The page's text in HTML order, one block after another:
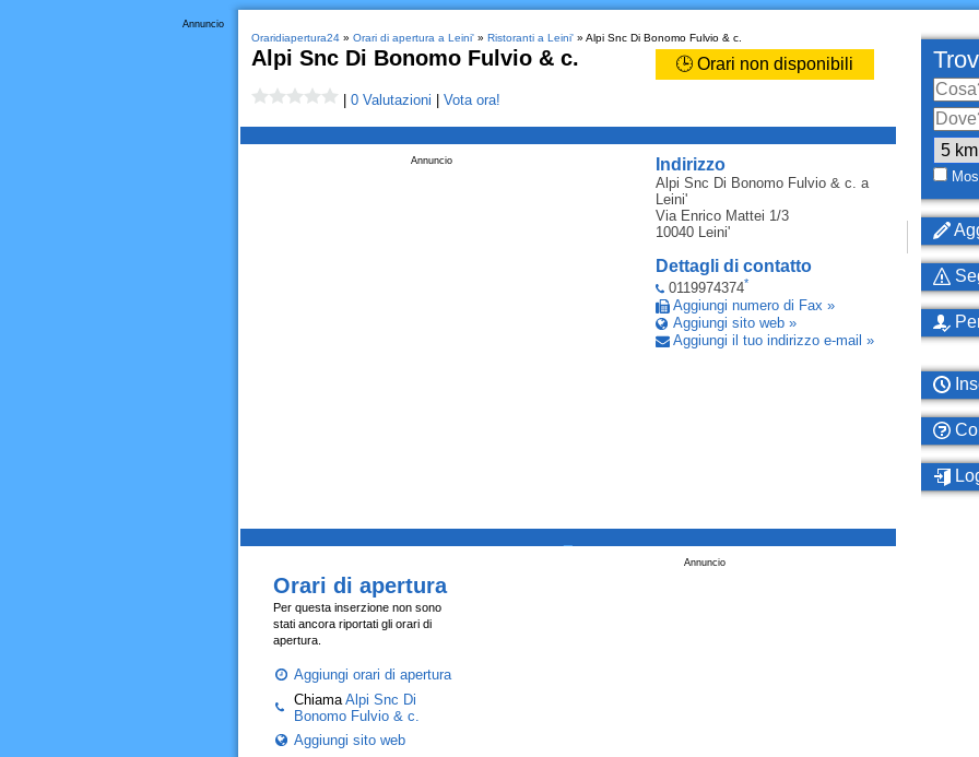
Annuncio
Oraridiapertura24» Orari di apertura a Leini'» Ristoranti a Leini'» Alpi Snc Di Bonomo Fulvio & c.
Alpi Snc Di Bonomo Fulvio & c. 🕒 Orari non disponibili
0 Valutazioni Vota ora!
Indirizzo
Alpi Snc Di Bonomo Fulvio & c. a
Leini'
Via Enrico Mattei 1/3
10040 Leini'
Dettagli di contatto
0119974374*
Aggiungi numero di Fax »
Aggiungi sito web »
Aggiungi il tuo indirizzo e-mail »
Annuncio
Annuncio
Orari di apertura
Per questa inserzione non sono
stati ancora riportati gli orari di
apertura.
Aggiungi orari di apertura
ChiamaAlpi Snc Di
Bonomo Fulvio & c.
Aggiungi sito web